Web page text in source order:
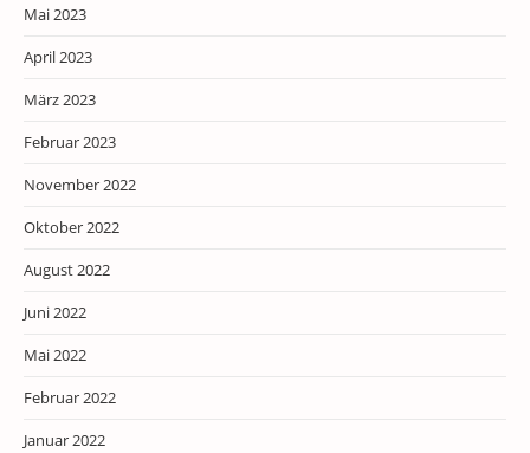
Mai 2023
April 2023
März 2023
Februar 2023
November 2022
Oktober 2022
August 2022
Juni 2022
Mai 2022
Februar 2022
Januar 2022